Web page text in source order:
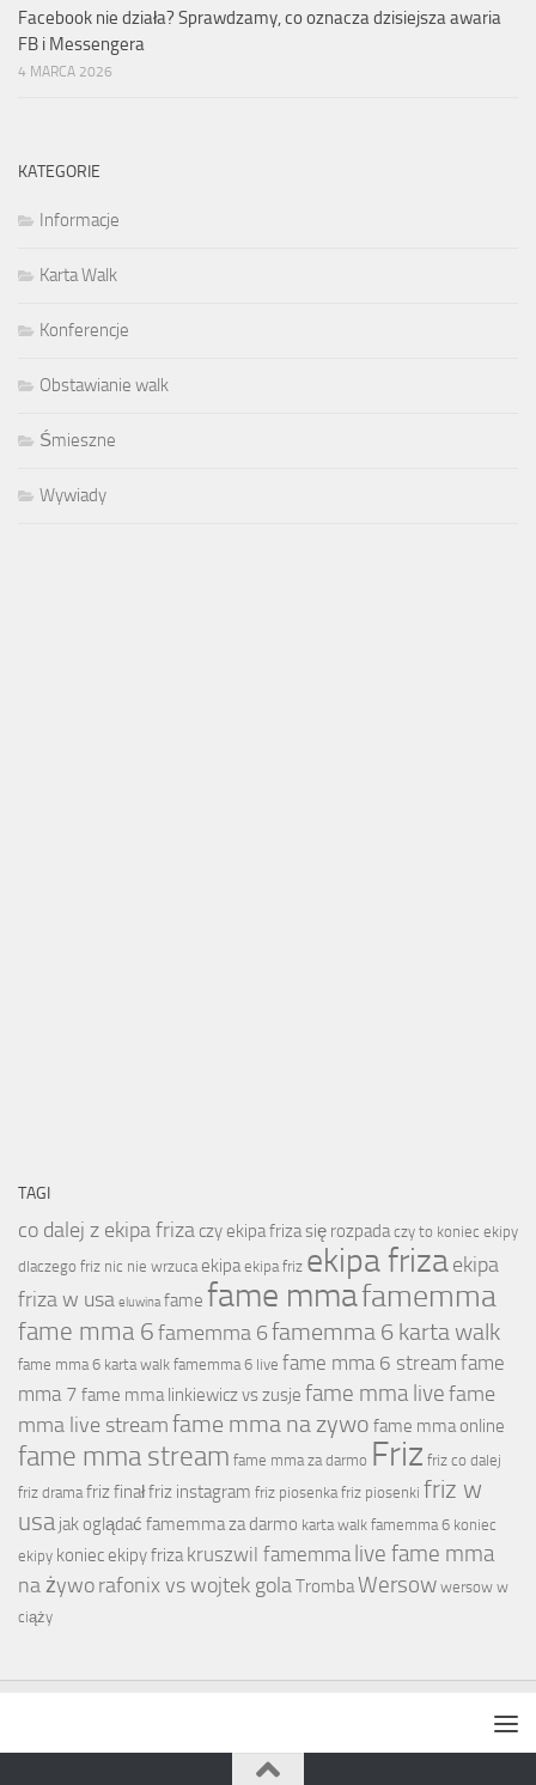
Facebook nie działa? Sprawdzamy, co oznacza dzisiejsza awaria
FB i Messengera
4 MARCA 2026
KATEGORIE
Informacje
Karta Walk
Konferencje
Obstawianie walk
Śmieszne
Wywiady
TAGI
co dalej z ekipa friza czy ekipa friza się rozpada czy to koniec ekipy
dlaczego friz nic nie wrzuca ekipa ekipa friz ekipa frizaekipa
friza w usa eluwina fame fame mmafamemma
fame mma 6famemma 6famemma 6 karta walk
fame mma 6 karta walk famemma 6 live fame mma 6 stream fame
mma 7 fame mma linkiewicz vs zusje fame mma livefame
mma live streamfame mma na zywo fame mma online
fame mma stream fame mma za darmo Friz friz co dalej
friz drama friz finałfriz instagram friz piosenka friz piosenki friz w
usa jak oglądać famemma za darmo karta walk famemma 6 koniec
ekipy koniec ekipy friza kruszwil famemma live fame mma
na żyworafonix vs wojtek golaTrombaWersow wersow w
ciąży